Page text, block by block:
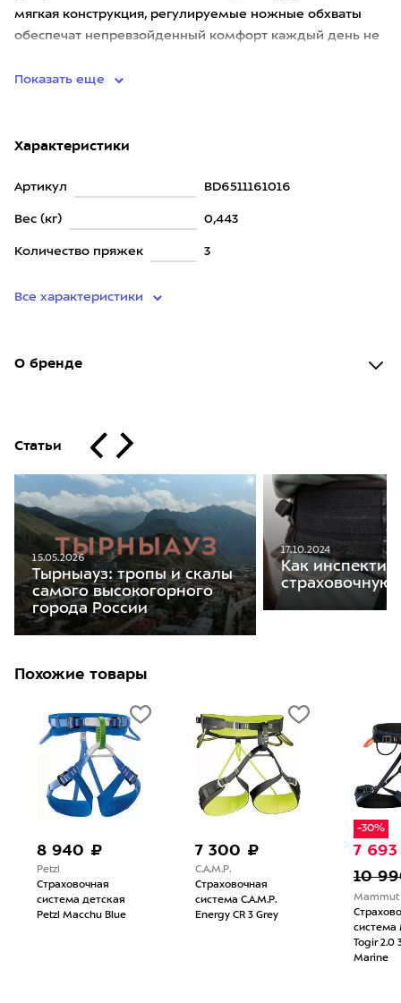
мягкая конструкция, регулируемые ножные обхваты
обеспечат непревзойденный комфорт каждый день не
Показать еще
Характеристики
Артикул BD6511161016
Вес (кг) 0,443
Количество пряжек 3
Все характеристики
О бренде
Статьи
15.05.2026
Тырныауз: тропы и скалы
самого высокогорного
города России
17.10.2024
Как
страховочную
Похожие товары
8 940 ₽
Petzl
Страховочная
система детская
Petzl Macchu Blue
7 300 ₽
C.A.M.P.
Страховочная
система C.A.M.P.
Energy CR 3 Grey
-30%
7
10
Mammut
система
Togir 2.0
Marine